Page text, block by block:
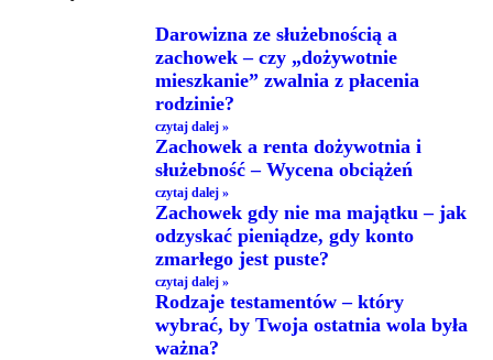
Darowizna ze służebnością a
zachowek – czy „dożywotnie
mieszkanie” zwalnia z płacenia
rodzinie?
czytaj dalej »
Zachowek a renta dożywotnia i
służebność – Wycena obciążeń
czytaj dalej »
Zachowek gdy nie ma majątku – jak
odzyskać pieniądze, gdy konto
zmarłego jest puste?
czytaj dalej »
Rodzaje testamentów – który
wybrać, by Twoja ostatnia wola była
ważna?